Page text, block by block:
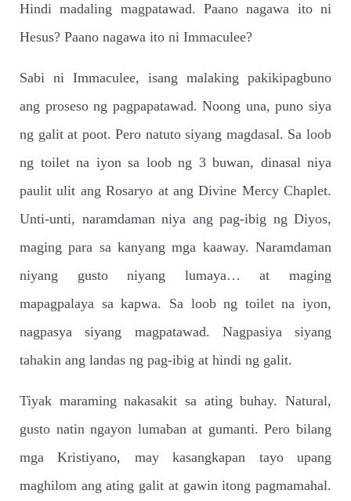
Hindi madaling magpatawad. Paano nagawa ito ni
Hesus? Paano nagawa ito ni Immaculee?
Sabi ni Immaculee, isang malaking pakikipagbuno
ang proseso ng pagpapatawad. Noong una, puno siya
ng galit at poot. Pero natuto siyang magdasal. Sa loob
ng toilet na iyon sa loob ng 3 buwan, dinasal niya
paulit ulit ang Rosaryo at ang Divine Mercy Chaplet.
Unti-unti, naramdaman niya ang pag-ibig ng Diyos,
maging para sa kanyang mga kaaway. Naramdaman
niyang gusto niyang lumaya… at maging
mapagpalaya sa kapwa. Sa loob ng toilet na iyon,
nagpasya siyang magpatawad. Nagpasiya siyang
tahakin ang landas ng pag-ibig at hindi ng galit.
Tiyak maraming nakasakit sa ating buhay. Natural,
gusto natin ngayon lumaban at gumanti. Pero bilang
mga Kristiyano, may kasangkapan tayo upang
maghilom ang ating galit at gawin itong pagmamahal.